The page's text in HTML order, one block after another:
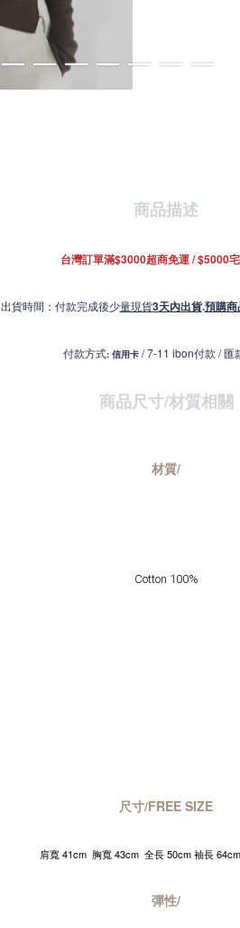
商品描述
台灣訂單滿$3000超商免運 / $5000
出貨時間：付款完成後少量現貨3天內出貨.預購
付款方式: 信用卡 / 7-11 ibon付款 / 匯
商品尺寸/材質相關
材質/
Cotton 100%
尺寸/FREE SIZE
肩寬 41cm 胸寬 43cm 全長 50cm 袖長
彈性/